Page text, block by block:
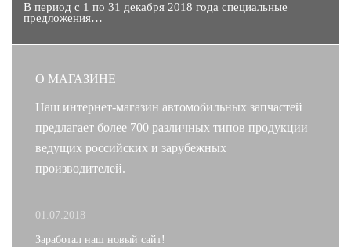
В период с 1 по 31 декабря 2018 года специальные
предложения…
О МАГАЗИНЕ
Наш интернет-магазин автомобильных запчастей
предлагает более 700 различных типов продукции
ведущих российских и зарубежных
производителей.
01.07.2018
Заработал наш новый сайт!